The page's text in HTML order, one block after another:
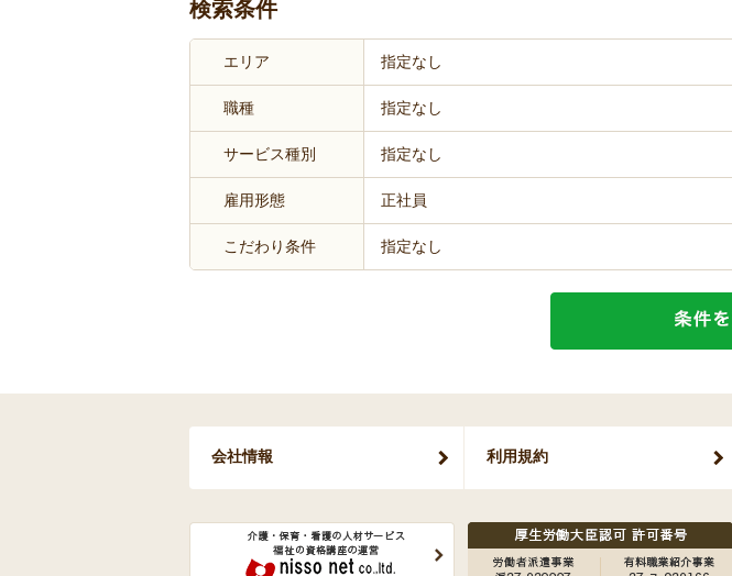
検索条件
エリア 指定なし
職種 指定なし
サービス種別 指定なし
雇用形態 正社員
こだわり条件 指定なし
会社情報 利用規約